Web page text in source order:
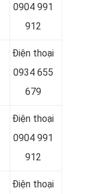
0904 991
912
Điện thoại
0934 655
679
Điện thoại
0904 991
912
Điện thoại